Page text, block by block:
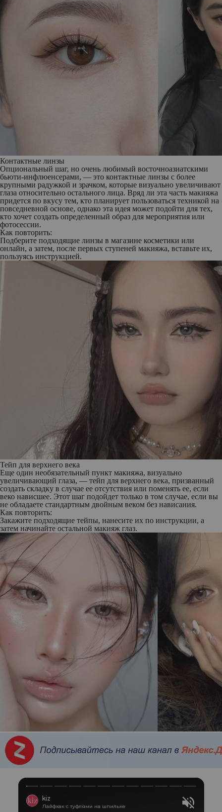
Контактные линзы
Опциональный шаг, но очень любимый восточноазиатскими
бьюти-инфлюенсерами, — это контактные линзы с более
крупными радужкой и зрачком, которые визуально увеличивают
глаза относительно остального лица. Вряд ли эта часть макияжа
придется по вкусу тем, кто планирует пользоваться техникой на
повседневной основе, однако эта идея может подойти для тех,
кто хочет создать определенный образ для мероприятия или
фотосессии.
Как повторить:
Подберите подходящие линзы в магазине косметики или
онлайн, а затем, после первых ступеней макияжа, вставьте их,
пользуясь инструкцией.
Тейп для верхнего века
Еще один необязательный пункт макияжа, визуально
увеличивающий глаза, — тейп для верхнего века, призванный
создать складку в случае ее отсутствия или поменять ее, если
веко нависшее. Этот шаг подойдет только в том случае, если вы
не обладаете стандартным двойным веком без нависания.
Как повторить:
Закажите подходящие тейпы, нанесите их по инструкции, а
затем начинайте остальной макияж глаз.